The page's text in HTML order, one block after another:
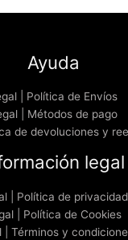
Ayuda
| Política de Envíos
| Métodos de pago
de devoluciones y
legal
| Política de privacidad
| Política de Cookies
| Términos y